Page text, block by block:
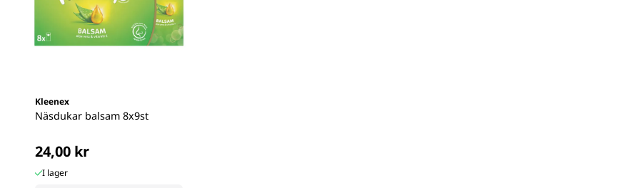
Kleenex
Näsdukar balsam 8x9st
24,00 kr
I lager